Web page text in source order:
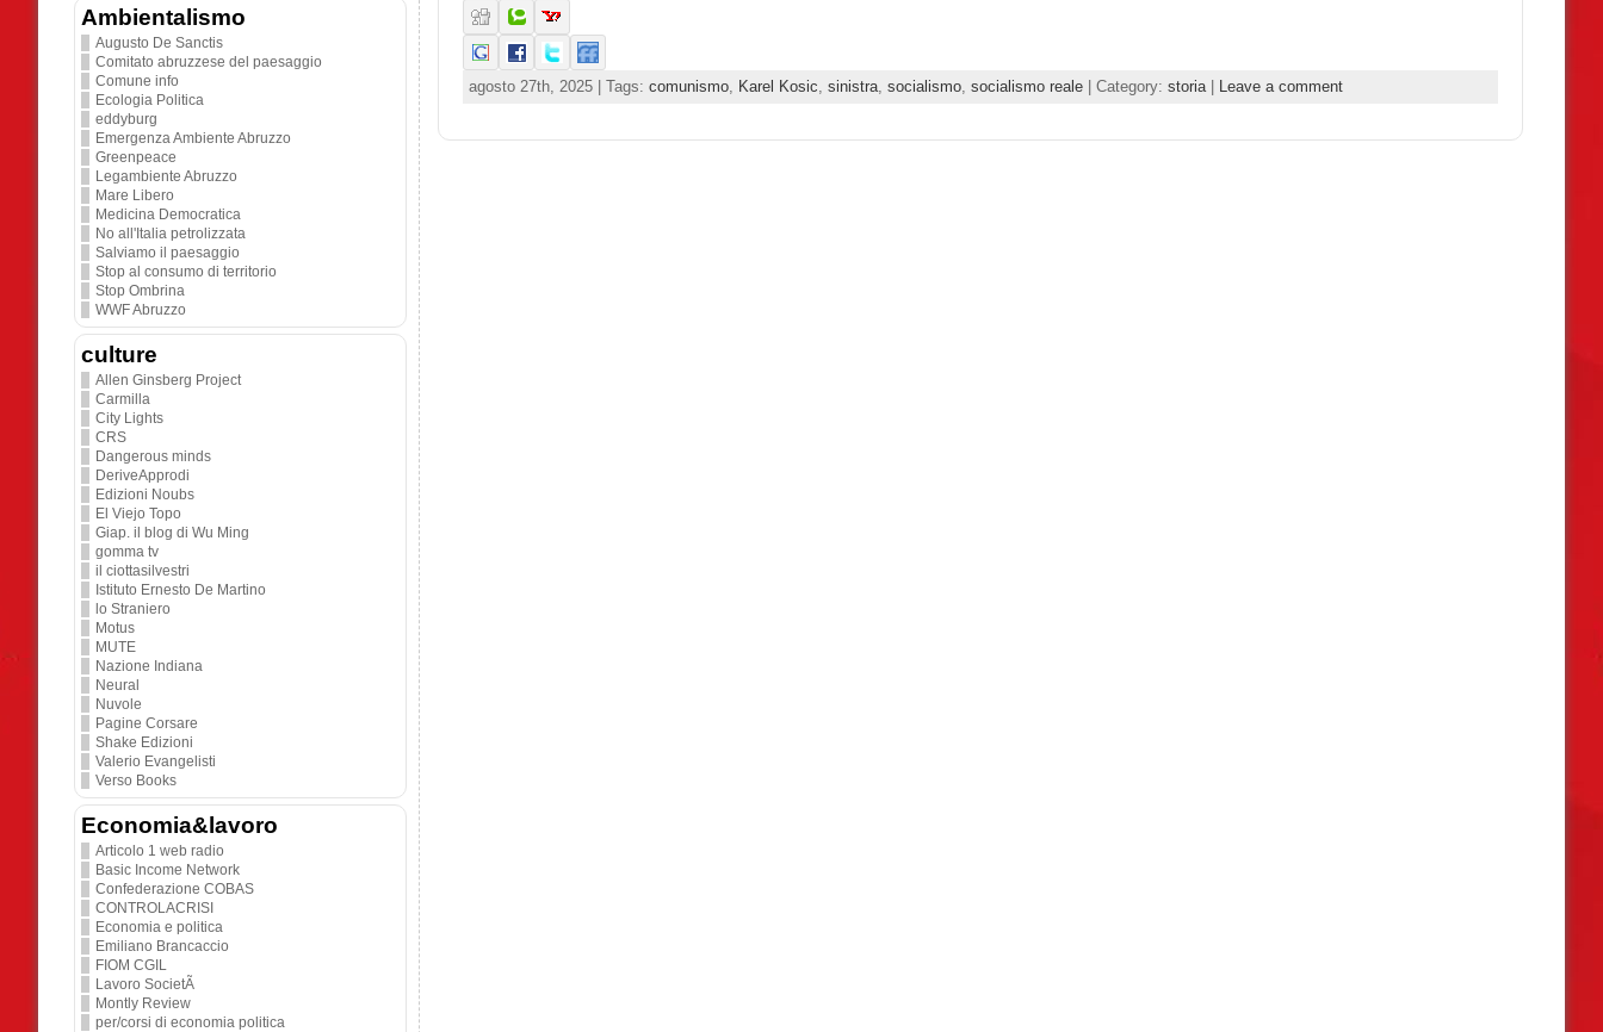
Ambientalismo
Augusto De Sanctis
Comitato abruzzese del paesaggio
Comune info
Ecologia Politica
eddyburg
Emergenza Ambiente Abruzzo
Greenpeace
Legambiente Abruzzo
Mare Libero
Medicina Democratica
No all'Italia petrolizzata
Salviamo il paesaggio
Stop al consumo di territorio
Stop Ombrina
WWF Abruzzo
culture
Allen Ginsberg Project
Carmilla
City Lights
CRS
Dangerous minds
DeriveApprodi
Edizioni Noubs
El Viejo Topo
Giap. il blog di Wu Ming
gomma tv
il ciottasilvestri
Istituto Ernesto De Martino
lo Straniero
Motus
MUTE
Nazione Indiana
Neural
Nuvole
Pagine Corsare
Shake Edizioni
Valerio Evangelisti
Verso Books
Economia&lavoro
Articolo 1 web radio
Basic Income Network
Confederazione COBAS
CONTROLACRISI
Economia e politica
Emiliano Brancaccio
FIOM CGIL
Lavoro SocietÃ
Montly Review
per/corsi di economia politica
agosto 27th, 2025 | Tags: comunismo Karel Kosic sinistra socialismo socialismo reale | Category: storia | Leave a comment